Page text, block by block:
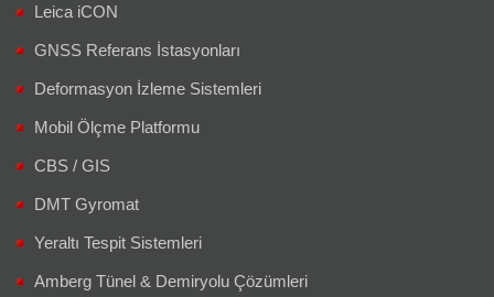
Leica iCON
GNSS Referans İstasyonları
Deformasyon İzleme Sistemleri
Mobil Ölçme Platformu
CBS / GIS
DMT Gyromat
Yeraltı Tespit Sistemleri
Amberg Tünel & Demiryolu Çözümleri